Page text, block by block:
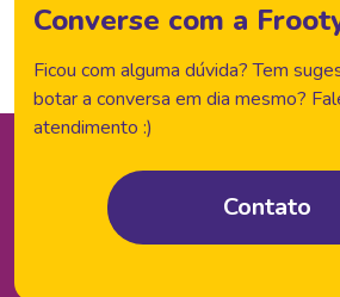
Converse com a
Ficou com alguma dúvida? Tem
botar a conversa em dia mesmo?
atendimento :)
Contato